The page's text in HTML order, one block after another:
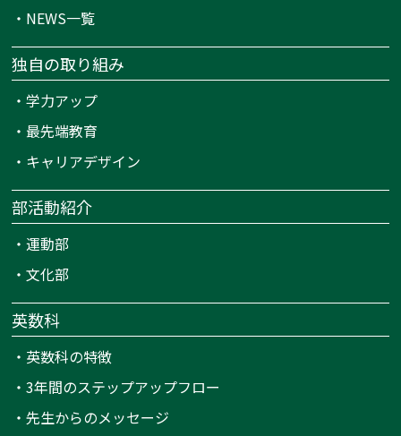
・ NEWS一覧
独自の取り組み
・学力アップ
・最先端教育
・ キャリアデザイン
部活動紹介
・運動部
・文化部
英数科
・ 英数科の特徴
・3年間のステップアップフロー
・先生からのメッセージ